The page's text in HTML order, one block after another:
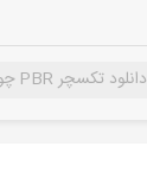
دانلود تکسچر PBR چوب نما